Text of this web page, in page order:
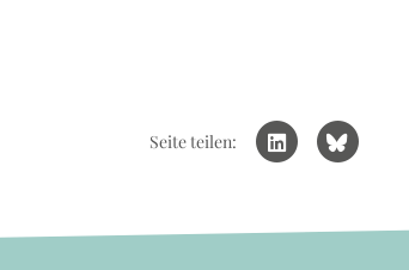
Seite teilen: